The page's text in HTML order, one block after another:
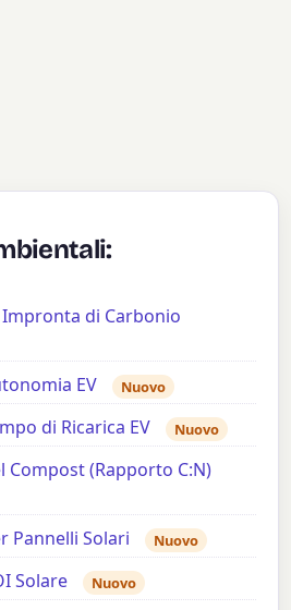
di Carbonio
EV Nuovo
di Ricarica EV Nuovo
Compost (Rapporto C:N)
Pannelli Solari Nuovo
Solare Nuovo